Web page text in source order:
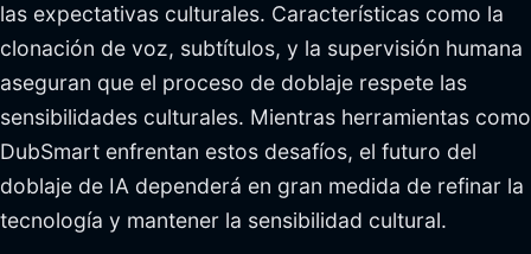
las expectativas culturales. Características como la
clonación de voz, subtítulos, y la supervisión humana
aseguran que el proceso de doblaje respete las
sensibilidades culturales. Mientras herramientas como
DubSmart enfrentan estos desafíos, el futuro del
doblaje de IA dependerá en gran medida de refinar la
tecnología y mantener la sensibilidad cultural.